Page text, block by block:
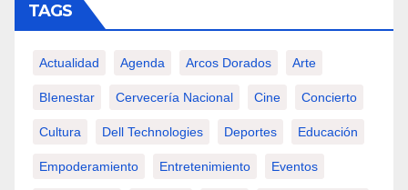
TAGS
Actualidad Agenda Arcos Dorados Arte
BIenestar Cervecería Nacional Cine Concierto
Cultura Dell Technologies Deportes Educación
Empoderamiento Entretenimiento Eventos